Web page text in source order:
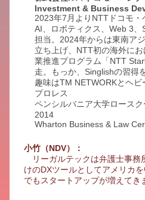
Investment & Business
2023年7月よりNTTドコモ・
AI、ロボティクス、Web 3
担当。2024年からは東南ア
立ち上げ、NTT初の海外に
業推進プログラム「NTT
走。もっか、Singlishの習得
趣味はTM NETWORKとヘ
プロレス
ペンシルバニア大学ロース
2014
Wharton Business & Law
小竹（NDV）：
リーガルテックは弁護士事務
けのDXツールとしてアメリカ
でもスタートアップが増えてき